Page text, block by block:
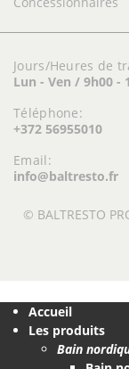
Jours/Heures de
Lun - Ven / 9h00 -
Téléphone:
+372 56955010
Email:
info@baltresto.fr
© BALTRESTO
Accueil
Les produits
Bain